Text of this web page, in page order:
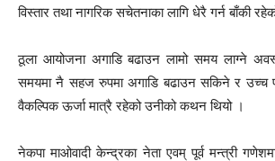
विस्तार तथा नागरिक सचेतनाका लागि धेरै गर्न बाँकी
ठूला आयोजना अगाडि बढाउन लामो समय लाग्ने
समयमा नै सहज रुपमा अगाडि बढाउन सकिने र उच्च
वैकल्पिक ऊर्जा मात्रै रहेको उनीको कथन थियो ।
नेकपा माओवादी केन्द्रका नेता एवम् पूर्व मन्त्री